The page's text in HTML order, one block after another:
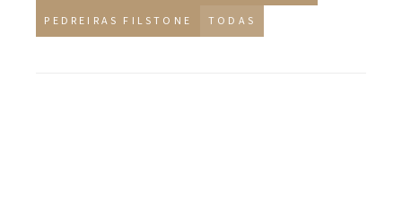
PEDREIRAS FILSTONE TODAS